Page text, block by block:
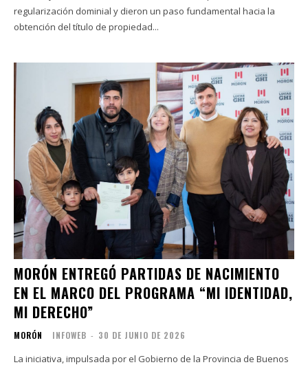
regularización dominial y dieron un paso fundamental hacia la
obtención del título de propiedad...
MORÓN ENTREGÓ PARTIDAS DE NACIMIENTO
EN EL MARCO DEL PROGRAMA “MI IDENTIDAD,
MI DERECHO”
MORÓN INFOWEB - 30 DE JUNIO DE 2026
La iniciativa, impulsada por el Gobierno de la Provincia de Buenos